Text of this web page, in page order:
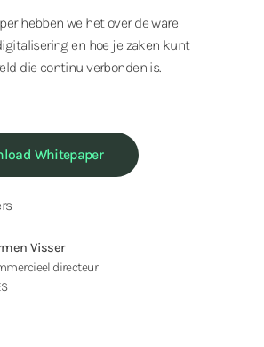
hebben we het over de ware
en hoe je zaken kunt
die continu verbonden is.
Whitepaper
Visser
directeur